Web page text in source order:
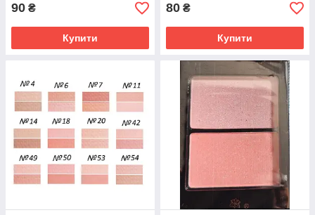
90 ₴
Купити
80 ₴
Купити